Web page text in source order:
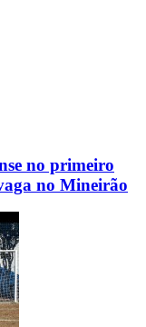
no primeiro
no Mineirão